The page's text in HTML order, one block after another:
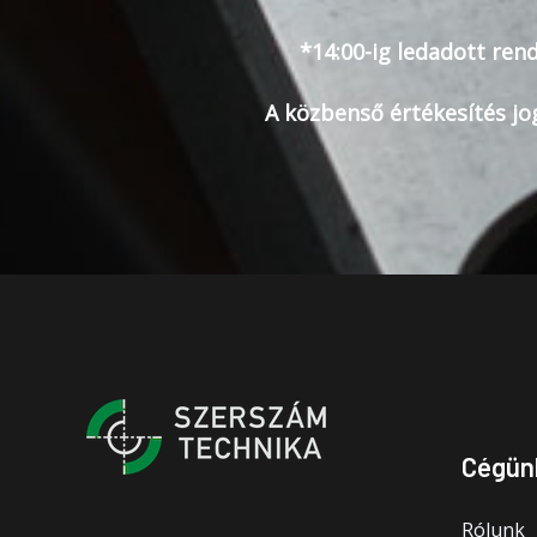
*14:00-ig ledadott
A közbenső értékesítés
Rólunk